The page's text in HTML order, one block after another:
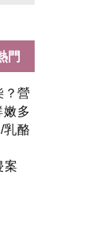
？營
多
乳酪
案
門